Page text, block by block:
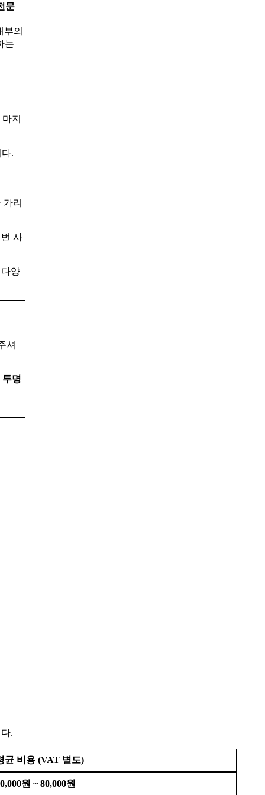
문
부의
는
지
.
리
사
양
셔
투명
.
균 비용 (VAT 별도)
원 ~ 80,000원